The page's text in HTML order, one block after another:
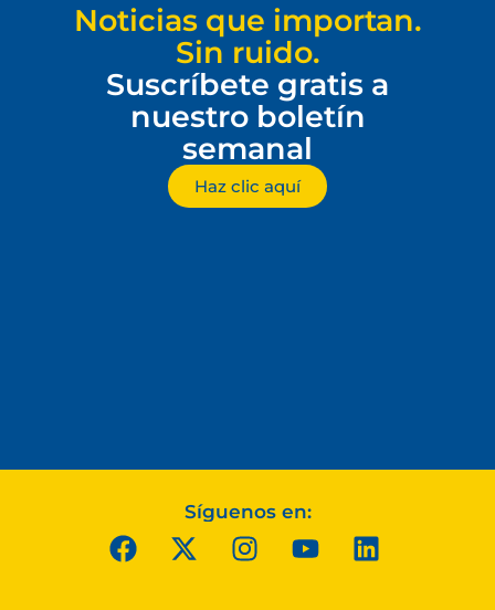
Noticias que importan.
Sin ruido.
Suscríbete gratis a
nuestro boletín
semanal
Haz clic aquí
Síguenos en: